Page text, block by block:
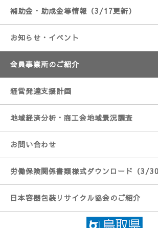
補助金・助成金等情報（3/17更新）
お知らせ・イベント
会員事業所のご紹介
経営発達支援計画
地域経済分析・商工会地域景況調査
お問い合わせ
労働保険関係書類様式ダウンロード（3/30
日本容器包装リサイクル協会のご紹介